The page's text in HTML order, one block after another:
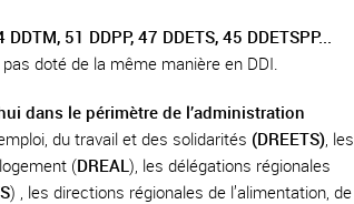
51 DDPP, 47 DDETS, 45 DDETSPP...
doté de la même manière en DDI.
dans le périmètre de l’administration
du travail et des solidarités (DREETS), les
(DREAL), les délégations régionales
) , les directions régionales de l’alimentation, de